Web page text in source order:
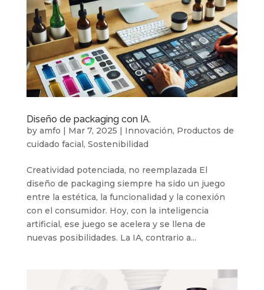
Diseño de packaging con IA.
by amfo | Mar 7, 2025 | Innovación, Productos de
cuidado facial, Sostenibilidad
Creatividad potenciada, no reemplazada El
diseño de packaging siempre ha sido un juego
entre la estética, la funcionalidad y la conexión
con el consumidor. Hoy, con la inteligencia
artificial, ese juego se acelera y se llena de
nuevas posibilidades. La IA, contrario a...